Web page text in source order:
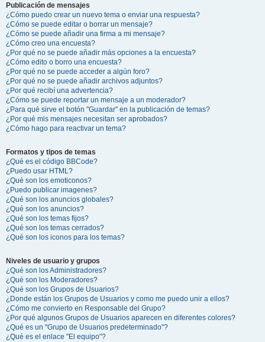
Publicación de mensajes
¿Cómo puedo crear un nuevo tema o enviar una respuesta?
¿Cómo se puede editar o borrar un mensaje?
¿Cómo se puede añadir una firma a mi mensaje?
¿Cómo creo una encuesta?
¿Por qué no se puede añadir más opciones a la encuesta?
¿Cómo edito o borro una encuesta?
¿Por qué no se puede acceder a algún foro?
¿Por qué no se puede añadir archivos adjuntos?
¿Por qué recibí una advertencia?
¿Cómo se puede reportar un mensaje a un moderador?
¿Para qué sirve el botón "Guardar" en la publicación de temas?
¿Por qué mis mensajes necesitan ser aprobados?
¿Cómo hago para reactivar un tema?
Formatos y tipos de temas
¿Qué es el código BBCode?
¿Puedo usar HTML?
¿Qué son los emoticonos?
¿Puedo publicar imagenes?
¿Qué son los anuncios globales?
¿Qué son los anuncios?
¿Qué son los temas fijos?
¿Qué son los temas cerrados?
¿Qué son los iconos para los temas?
Niveles de usuario y grupos
¿Qué son los Administradores?
¿Qué son los Moderadores?
¿Qué son los Grupos de Usuarios?
¿Donde están los Grupos de Usuarios y como me puedo unir a ellos?
¿Cómo me convierto en Responsable del Grupo?
¿Por qué algunos Grupos de Usuarios aparecen en diferentes colores?
¿Qué es un "Grupo de Usuarios predeterminado"?
¿Qué es el enlace "El equipo"?